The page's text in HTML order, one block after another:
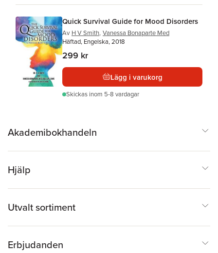
Quick Survival Guide for Mood Disorders
Av H V Smith, Vanessa Bonaparte Med
Häftad, Engelska, 2018
299 kr
Lägg i varukorg
Skickas inom 5-8 vardagar
Akademibokhandeln
Hjälp
Utvalt sortiment
Erbjudanden